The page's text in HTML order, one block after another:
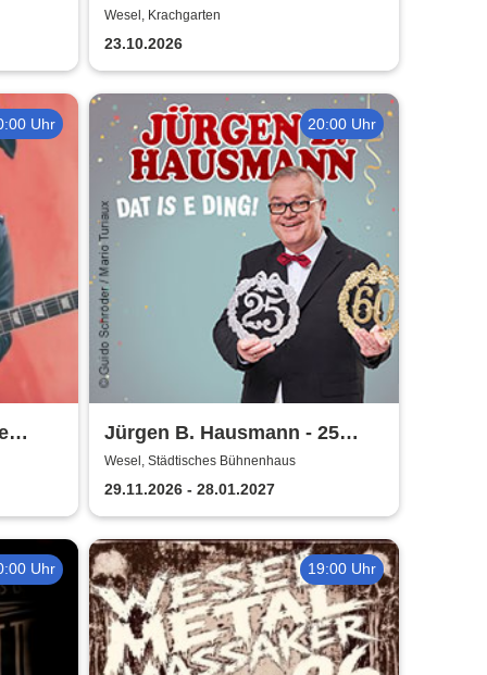
Wesel, Krachgarten
23.10.2026
Uhr 20:00 Uhr
Jürgen B. Hausmann - 25
Jahre - Dat is e Ding!
Wesel, Städtisches Bühnenhaus
29.11.2026 - 28.01.2027
Uhr 19:00 Uhr